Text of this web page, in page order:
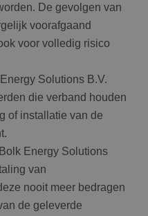
De gevolgen van
voorafgaand
voor volledig risico
Solutions B.V.
die verband houden
of installatie van de
Energy Solutions
van
nooit meer bedragen
de geleverde